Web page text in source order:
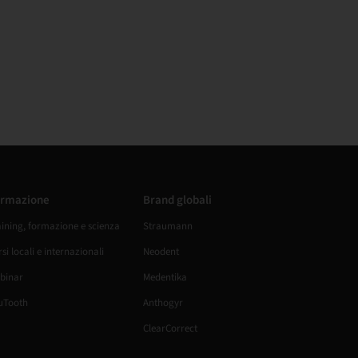
formazione e scienza
locali e internazionali
Brand globali
Straumann
Neodent
Medentika
Anthogyr
ClearCorrect